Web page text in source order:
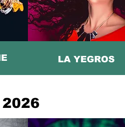
LA YEGROS